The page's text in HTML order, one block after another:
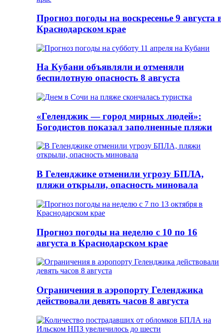
Прогноз погоды на воскресенье 9 августа
Краснодарском крае
На Кубани объявляли и отменяли
беспилотную опасность 8 августа
«Геленджик — город мирных людей»:
Богодистов показал заполненные пляжи
В Геленджике отменили угрозу БПЛА,
пляжи открыли, опасность миновала
Прогноз погоды на неделю с 10 по 16
августа в Краснодарском крае
Ограничения в аэропорту Геленджика
действовали девять часов 8 августа